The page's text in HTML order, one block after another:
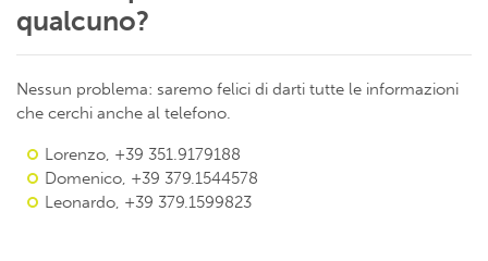
qualcuno?
Nessun problema: saremo felici di darti tutte le informazioni
che cerchi anche al telefono.
Lorenzo, +39 351.9179188
Domenico, +39 379.1544578
Leonardo, +39 379.1599823